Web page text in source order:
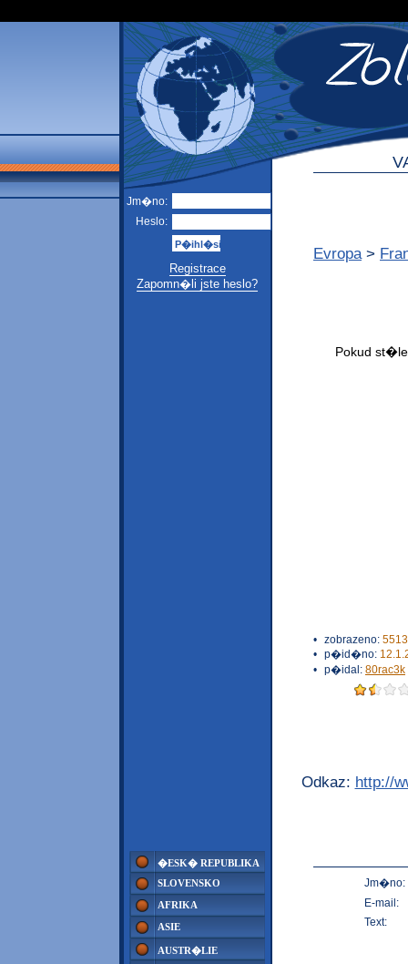
Jm�no:
Heslo:
Registrace
Zapomn�li jste heslo?
�ESK� REPUBLIKA
SLOVENSKO
AFRIKA
ASIE
AUSTR�LIE
Evropa >
• zobrazeno:
• p�id�no:
• p�idal: 80rac3k
Odkaz: http://
Jm�no:
E-mail:
Text: